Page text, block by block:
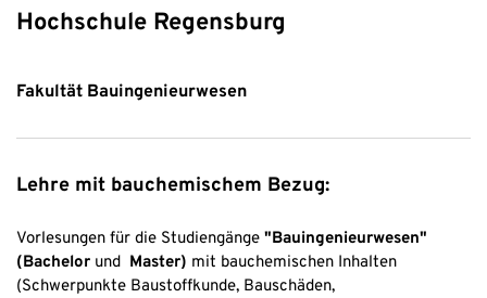
Hochschule Regensburg
Fakultät Bauingenieurwesen
Lehre mit bauchemischem Bezug:
Vorlesungen für die Studiengänge "Bauingenieurwesen"
(Bachelor und Master) mit bauchemischen Inhalten
(Schwerpunkte Baustoffkunde, Bauschäden,